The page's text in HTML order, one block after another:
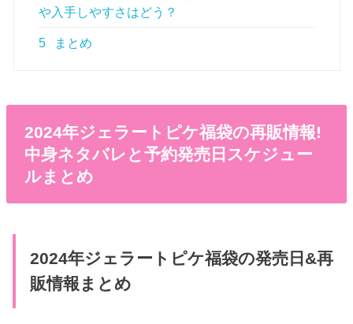
や入手しやすさはどう？
5 まとめ
2024年ジェラートピケ福袋の再販情報!
中身ネタバレと予約発売日スケジュー
ルまとめ
2024年ジェラートピケ福袋の発売日&再
販情報まとめ